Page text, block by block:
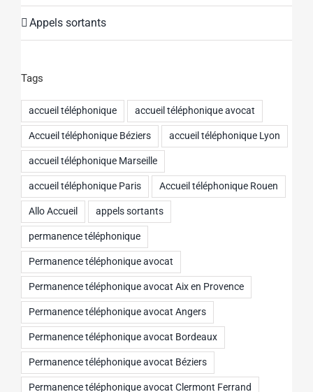
Appels sortants
Tags
accueil téléphonique accueil téléphonique avocat
Accueil téléphonique Béziers accueil téléphonique Lyon
accueil téléphonique Marseille
accueil téléphonique Paris Accueil téléphonique Rouen
Allo Accueil appels sortants
permanence téléphonique
Permanence téléphonique avocat
Permanence téléphonique avocat Aix en Provence
Permanence téléphonique avocat Angers
Permanence téléphonique avocat Bordeaux
Permanence téléphonique avocat Béziers
Permanence téléphonique avocat Clermont Ferrand